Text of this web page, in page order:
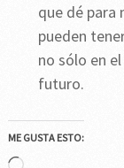
que dé para
pueden
no sólo en
futuro.
ME GUSTA ESTO: